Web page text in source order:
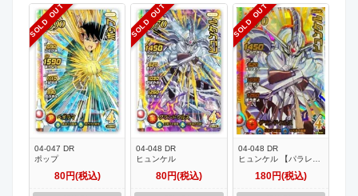
SOLD OUT
04-047 DR
ポップ
80円(税込)
SOLD OUT
04-048 DR
ヒュンケル
80円(税込)
SOLD OUT
04-048 DR
ヒュンケル 【パラレ
180円(税込)